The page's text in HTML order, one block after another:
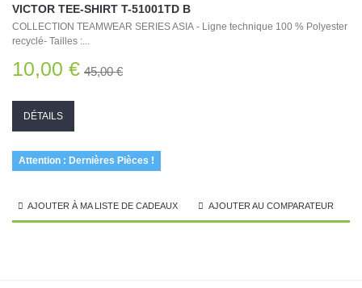
VICTOR TEE-SHIRT T-51001TD B
COLLECTION TEAMWEAR SERIES ASIA - Ligne technique 100 % Polyester
recyclé- Tailles :...
10,00 € 45,00 €
DÉTAILS
Attention : Dernières Pièces !
AJOUTER À MA LISTE DE CADEAUX AJOUTER AU COMPARATEUR